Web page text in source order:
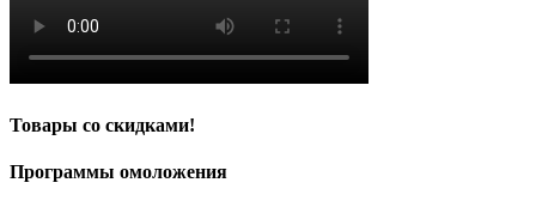
Товары со скидками!
Программы омоложения